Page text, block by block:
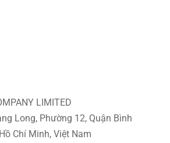
LIMITED
Long, Phường 12, Quận Bình
Chí Minh, Việt Nam